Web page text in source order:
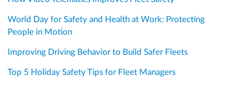
World Day for Safety and Health at Work: Protecting
People in Motion
Improving Driving Behavior to Build Safer Fleets
Top 5 Holiday Safety Tips for Fleet Managers